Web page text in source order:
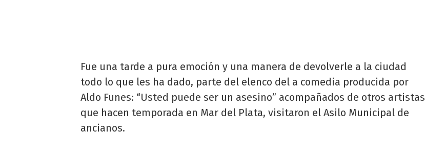
Fue una tarde a pura emoción y una manera de devolverle a la ciudad
todo lo que les ha dado, parte del elenco del a comedia producida por
Aldo Funes: “Usted puede ser un asesino” acompañados de otros artistas
que hacen temporada en Mar del Plata, visitaron el Asilo Municipal de
ancianos.